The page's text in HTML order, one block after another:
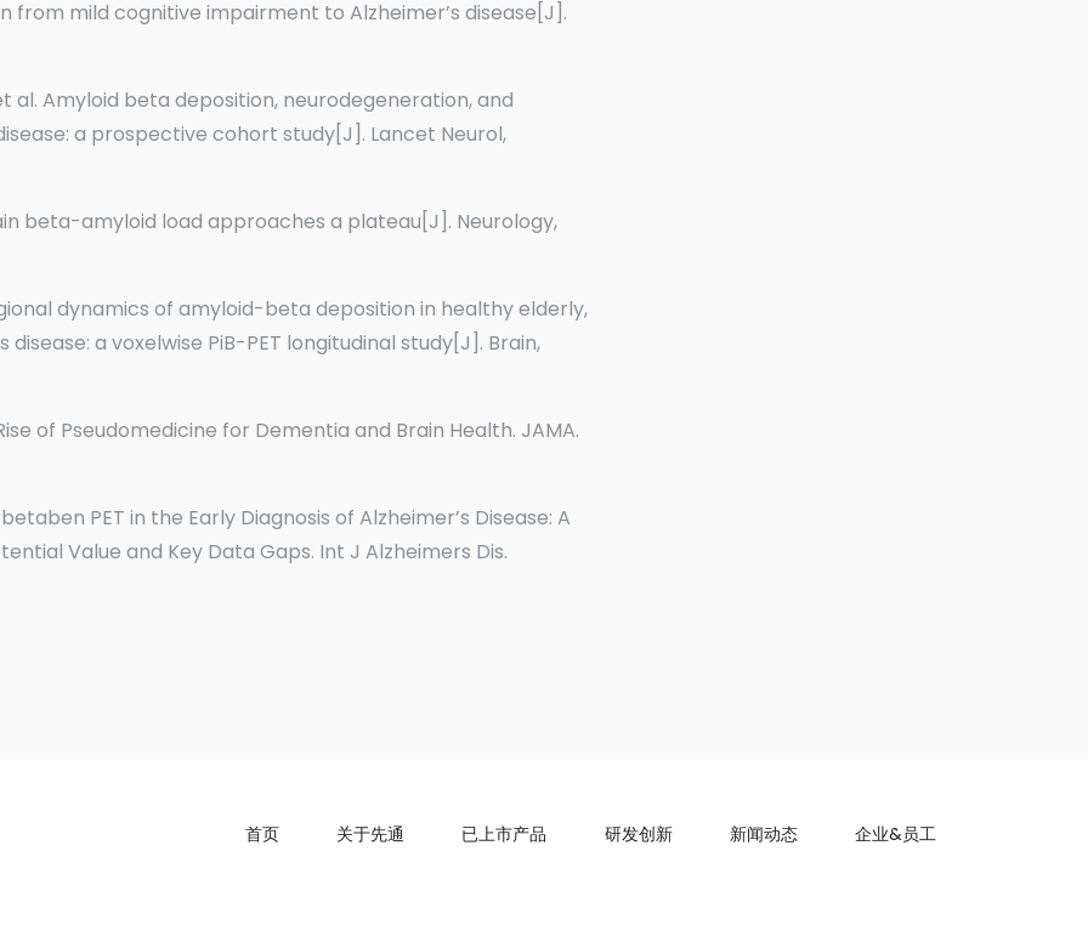
mild cognitive impairment to Alzheimer’s disease[J].
al. Amyloid beta deposition, neurodegeneration, and
a prospective cohort study[J]. Lancet Neurol,
beta-amyloid load approaches a plateau[J]. Neurology,
dynamics of amyloid-beta deposition in healthy elderly,
a voxelwise PiB-PET longitudinal study[J]. Brain,
of Pseudomedicine for Dementia and Brain Health. JAMA.
PET in the Early Diagnosis of Alzheimer’s Disease: A
Value and Key Data Gaps. Int J Alzheimers Dis.
首页 关于先通 已上市产品 研发创新 新闻动态 企业&员工